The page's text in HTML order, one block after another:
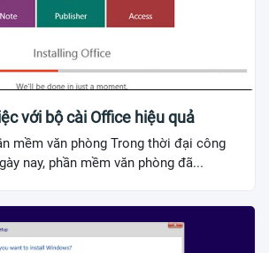
với bộ cài Office hiệu quả
mềm văn phòng Trong thời đại công
nay, phần mềm văn phòng đã...